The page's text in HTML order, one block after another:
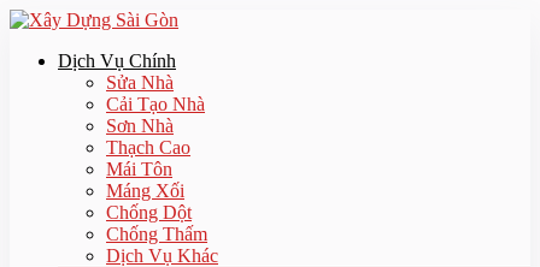
Dịch Vụ Chính
Sửa Nhà
Cải Tạo Nhà
Sơn Nhà
Thạch Cao
Mái Tôn
Máng Xối
Chống Dột
Chống Thấm
Dịch Vụ Khác